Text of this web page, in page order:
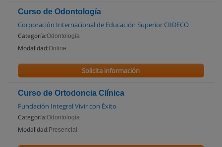
Curso de Odontología
Corporación Internacional de Educación Superior CIIDECO
Categoría:Odontología
Modalidad:Online
Solicita información
Curso de Ortodoncia Clínica
Fundación Integral Vivir con Éxito
Categoría:Odontología
Modalidad: Presencial